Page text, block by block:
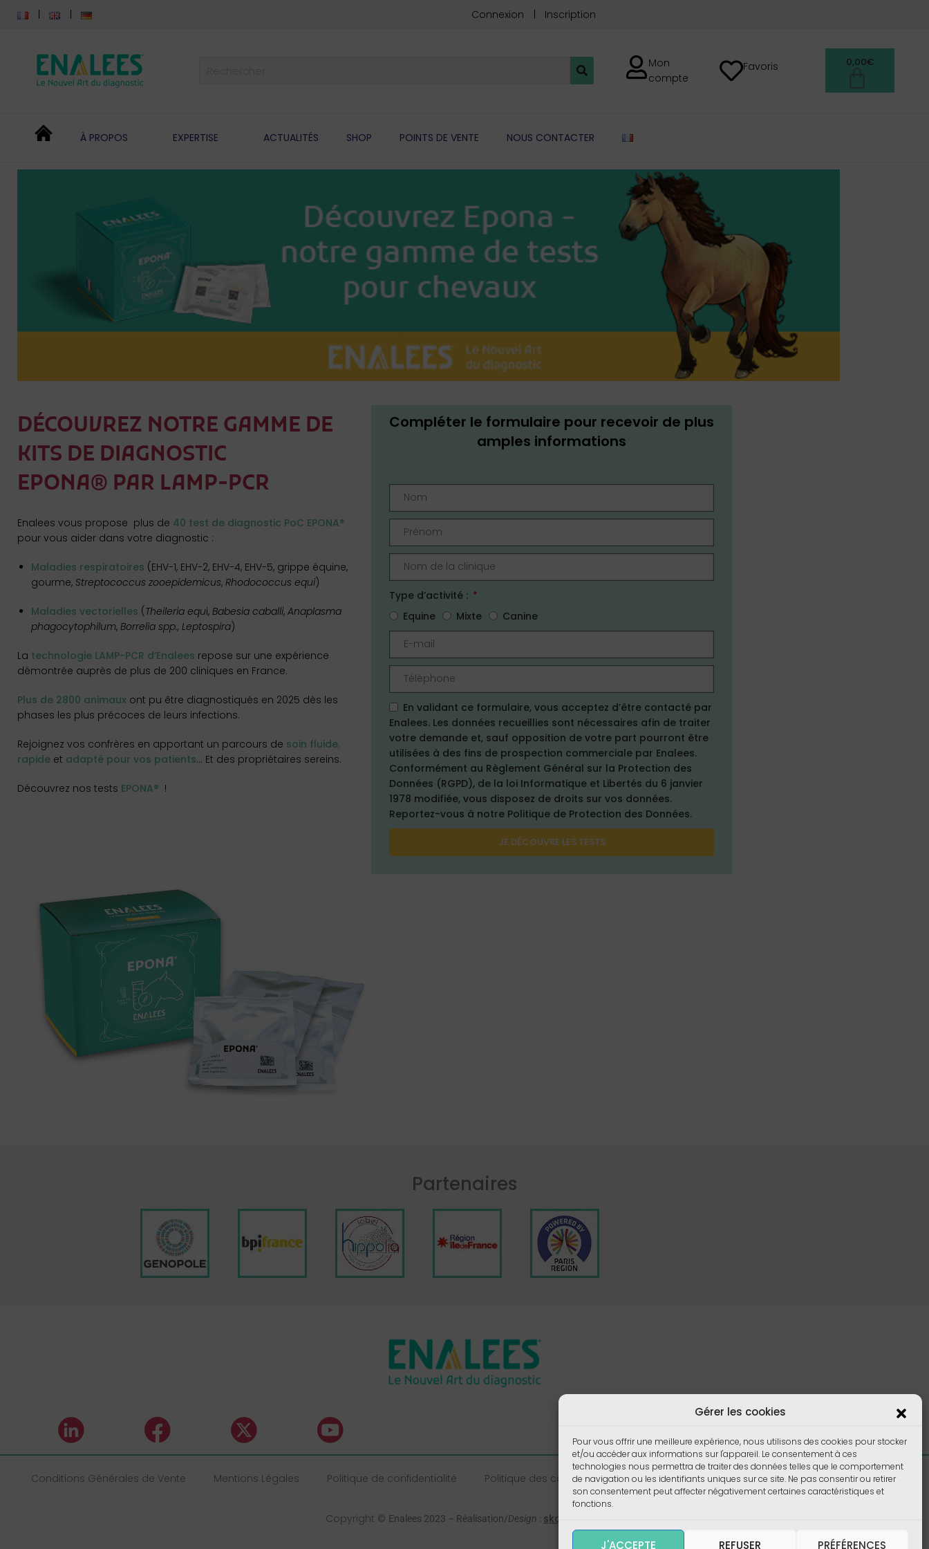
Gérer les cookies
Pour vous offrir une meilleure expérience, nous utilisons des cookies pour stocker
et/ou accéder aux informations sur l'appareil. Le consentement à ces
technologies nous permettra de traiter des données telles que le comportement
de navigation ou les identifiants uniques sur ce site. Ne pas consentir ou retirer
son consentement peut affecter négativement certaines caractéristiques et
fonctions.
J'ACCEPTE REFUSER PRÉFÉRENCES
Connexion Inscription
Mon
compte
Favoris 0,00€
À PROPOS EXPERTISE ACTUALITÉS SHOP POINTS DE VENTE NOUS CONTACTER
DÉCOUVREZ NOTRE GAMME DE
KITS DE DIAGNOSTIC
EPONA® PAR LAMP-PCR
Enalees vous propose plus de 40 test de diagnostic PoC EPONA®
pour vous aider dans votre diagnostic :
Maladies respiratoires (EHV-1, EHV-2, EHV-4, EHV-5, grippe équine,
gourme, Streptococcus zooepidemicus, Rhodococcus equi)
Maladies vectorielles (Theileria equi, Babesia caballi, Anaplasma
phagocytophilum, Borrelia spp., Leptospira)
La technologie LAMP-PCR d’Enalees repose sur une expérience
démontrée auprès de plus de 200 cliniques en France.
Plus de 2800 animaux ont pu être diagnostiqués en 2025 dès les
phases les plus précoces de leurs infections.
Rejoignez vos confrères en apportant un parcours de soin fluide,
rapide et adapté pour vos patients… Et des propriétaires sereins.
Découvrez nos tests EPONA® !
Compléter le formulaire pour recevoir de plus
amples informations
Type d’activité :
Equine
Mixte Canine
En validant ce formulaire, vous acceptez d’être contacté par
Enalees. Les données recueillies sont nécessaires afin de traiter
votre demande et, sauf opposition de votre part pourront être
utilisées à des fins de prospection commerciale par Enalees.
Conformément au Règlement Général sur la Protection des
Données (RGPD), de la loi Informatique et Libertés du 6 janvier
1978 modifiée, vous disposez de droits sur vos données.
Reportez-vous à notre Politique de Protection des Données.
JE DÉCOUVRE LES TESTS
Partenaires
Conditions Générales de Vente Mentions Légales Politique de confidentialité Politique des cookies Foire aux Questions
Copyright © Enalees 2023 – Réalisation/Design : skalecom.fr